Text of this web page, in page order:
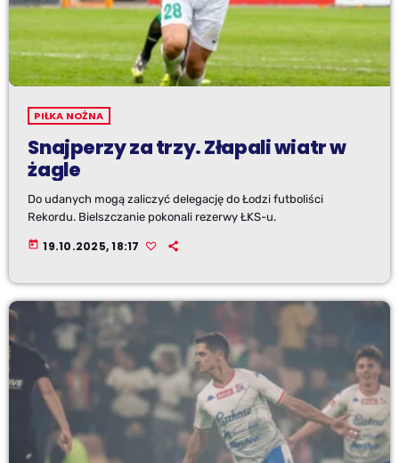
PIŁKA NOŻNA
Snajperzy za trzy. Złapali wiatr w
żagle
Do udanych mogą zaliczyć delegację do Łodzi futboliści
Rekordu. Bielszczanie pokonali rezerwy ŁKS-u.
today 19.10.2025, 18:17